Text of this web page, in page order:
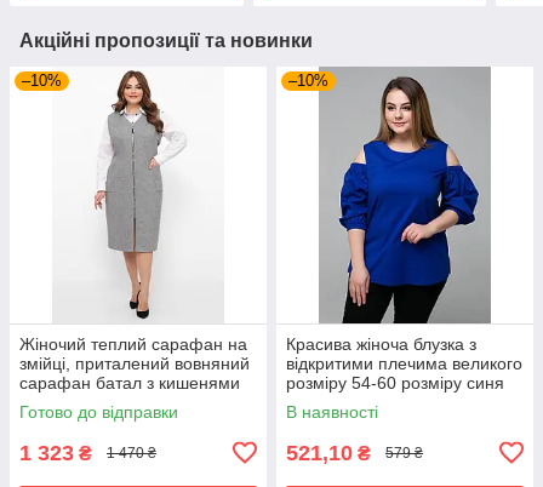
Акційні пропозиції та новинки
–10%
Жіночий теплий сарафан на
змійці, приталений вовняний
сарафан батал з кишенями
великих розмірів 54-64
розміри сірий
Готово до відправки
1 323 ₴ 1 470 ₴
–10%
Красива жіноча блузка з
відкритими плечима великого
розміру 54-60 розміру синя
В наявності
521,10 ₴ 579 ₴